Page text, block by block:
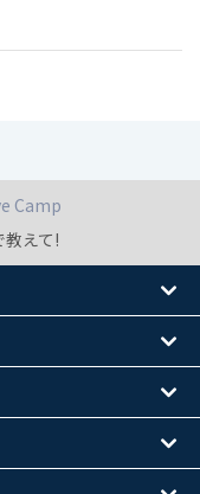
Camp
えて!